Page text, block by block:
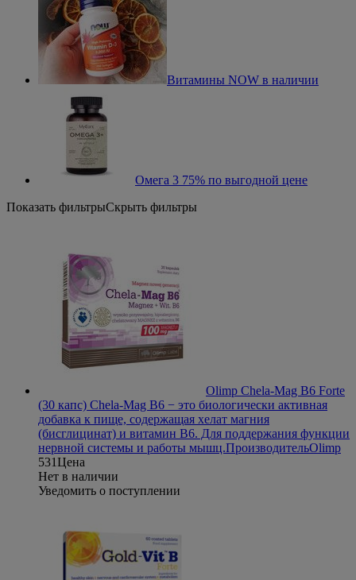
Витамины NOW в наличии
Омега 3 75% по выгодной цене
Показать фильтрыСкрыть фильтры
Olimp Chela-Mag B6 Forte
(30 капс) Chela-Mag B6 − это биологически активная
добавка к пище, содержащая хелат магния
(бисглицинат) и витамин В6. Для поддержания функции
нервной системы и работы мышц.ПроизводительOlimp
531Цена
Нет в наличии
Уведомить о поступлении